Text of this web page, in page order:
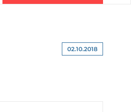
02.10.2018